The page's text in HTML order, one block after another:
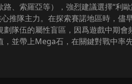
、索羅亞等），強烈建議選擇“利
推隊主力。在探索賽諾地區時，儘
隊伍的屬性盲區，因爲遊戲中期
並帶上Mega石，在關鍵對戰中